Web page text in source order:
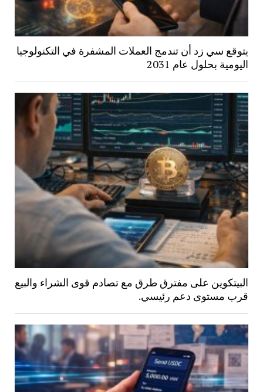
يتوقع سي زد أن تندمج العملات المشفرة في التكنولوجيا
اليومية بحلول عام 2031
البيتكوين على مفترق طرق مع تصادم قوى الشراء والبيع
قرب مستوى دعم رئيسي.